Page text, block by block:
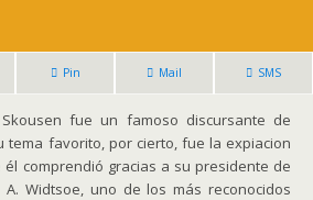
Pin Mail SMS
fue un famoso discursante de
tema favorito, por cierto, fue la expiacion
él comprendió gracias a su presidente de
Widtsoe, uno de los más reconocidos